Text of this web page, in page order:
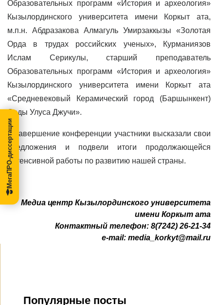
Образовательных программ «История и археология»
Кызылординского университета имени Коркыт ата,
м.п.н. Абдразакова Алмагуль Умирзаккызы «Золотая
Орда в трудах российских ученых», Курманиязов
Ислам Серикулы, старший преподаватель
Образовательных программ «История и археология»
Кызылординского университета имени Коркыт ата
«Средневековый Керамический город (Баршынкент)
Орды Улуса Джучи».
В завершение конференции участники высказали свои
предложения и подвели итоги продолжающейся
интенсивной работы по развитию нашей страны.
Медиа центр Кызылординского университета
имени Коркыт ата
Контактный телефон: 8(7242) 26-21-34
e-mail: media_korkyt@mail.ru
Популярные посты
МегаПРО-диссертации